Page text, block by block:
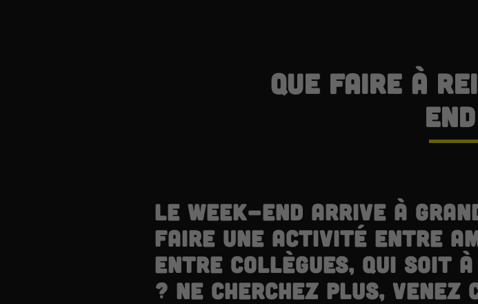
Que faire à
Le week-end arrive à
faire une activité entre
entre collègues, qui soit
? Ne cherchez plus, venez